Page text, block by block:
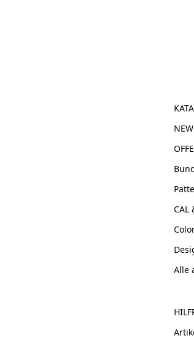
NEW
CAL
Alle